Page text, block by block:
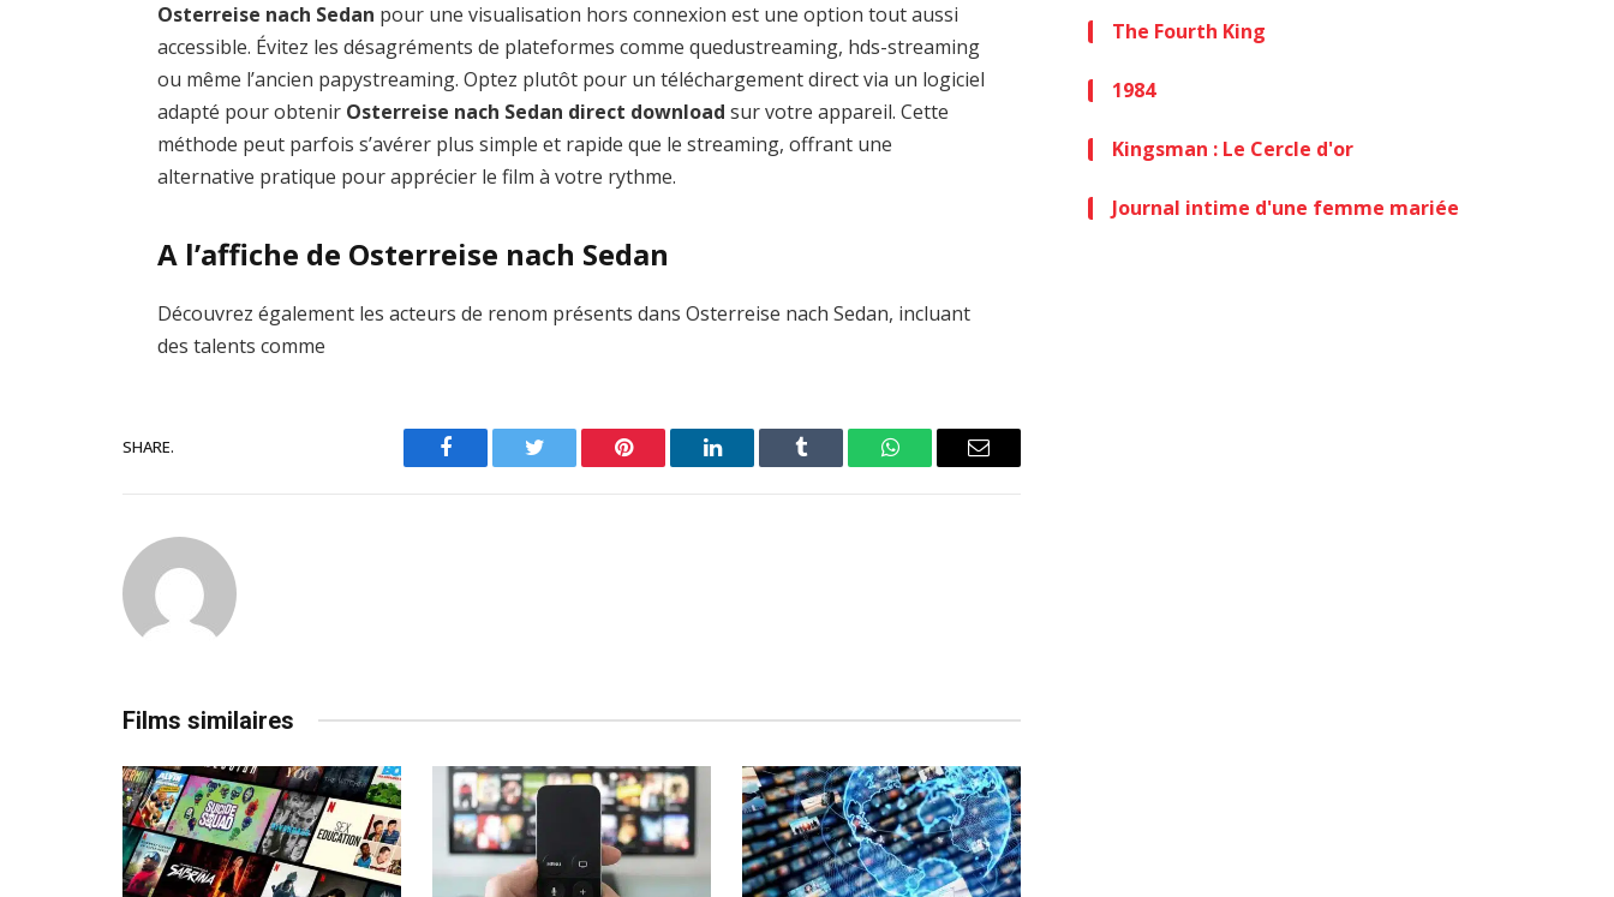
Osterreise nach Sedan pour une visualisation hors connexion est une option tout aussi
accessible. Évitez les désagréments de plateformes comme quedustreaming, hds-streaming
ou même l’ancien papystreaming. Optez plutôt pour un téléchargement direct via un logiciel
adapté pour obtenir Osterreise nach Sedan direct download sur votre appareil. Cette
méthode peut parfois s’avérer plus simple et rapide que le streaming, offrant une
alternative pratique pour apprécier le film à votre rythme.
A l’affiche de Osterreise nach Sedan
Découvrez également les acteurs de renom présents dans Osterreise nach Sedan, incluant
des talents comme
SHARE.
Facebook Twitter Pinterest LinkedIn Tumblr WhatsAppEmail
Films similaires
The Fourth King
1984
Kingsman : Le Cercle d'or
Journal intime d'une femme mariée